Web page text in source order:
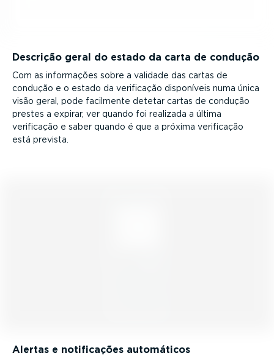
Descrição geral do estado da carta de condução
Com as informações sobre a validade das cartas de
condução e o estado da verificação disponíveis numa única
visão geral, pode facilmente detetar cartas de condução
prestes a expirar, ver quando foi realizada a última
verificação e saber quando é que a próxima verificação
está prevista.
Alertas e notifi­cações automáticos